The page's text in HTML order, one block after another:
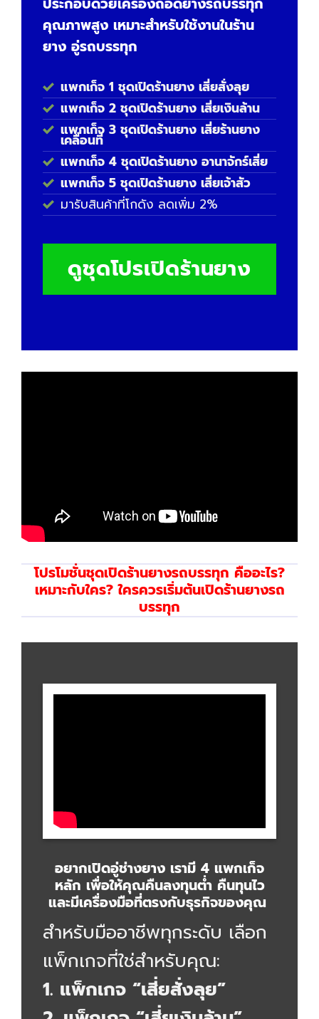
คุณภาพสูง เหมาะสำหรับใช้งานในร้าน
ยาง อู่รถบรรทุก
แพกเก็จ 1 ชุดเปิดร้านยาง เสี่ยสั่งลุย
แพกเก็จ 2 ชุดเปิดร้านยาง เสี่ยเงินล้าน
แพกเก็จ 3 ชุดเปิดร้านยาง เสี่ยร้านยาง
เคลื่อนที่
แพกเก็จ 4 ชุดเปิดร้านยาง อานาจักร์เสี่ย
แพกเก็จ 5 ชุดเปิดร้านยาง เสี่ยเจ้าสัว
มารับสินค้าที่โกดัง ลดเพิ่ม 2%
ดูชุดโปรเปิดร้านยาง
โปรโมชั่นชุดเปิดร้านยางรถบรรทุก คืออะไร?
เหมาะกับใคร? ใครควรเริ่มต้นเปิดร้านยางรถ
บรรทุก
อยากเปิดอู่ช่างยาง เรามี 4 แพกเก็จ
หลัก เพื่อให้คุณคืนลงทุนต่ำ คืนทุนไว
และมีเครื่องมือที่ตรงกับธุรกิจของคุณ
สำหรับมืออาชีพทุกระดับ เลือก
แพ็กเกจที่ใช่สำหรับคุณ:
1. แพ็กเกจ “เสี่ยสั่งลุย”